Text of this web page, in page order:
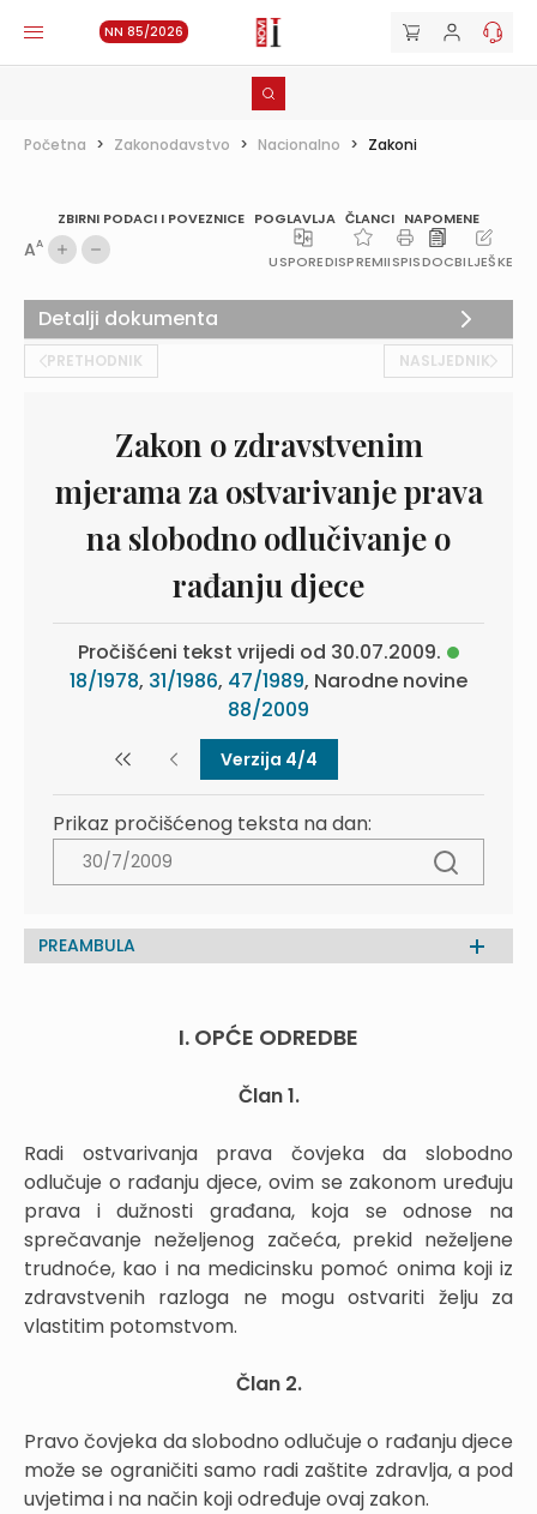
NN 85/2026
Početna > Zakonodavstvo > Nacionalno > Zakoni
ZBIRNI PODACI I POVEZNICE POGLAVLJA ČLANCI NAPOMENE
AA
USPOREDISPREMIISPISDOCBILJEŠKE
PRETHODNIK NASLJEDNIK
Zakon o zdravstvenim
mjerama za ostvarivanje prava
na slobodno odlučivanje o
rađanju djece
Pročišćeni tekst vrijedi od 30.07.2009.
18/1978, 31/1986, 47/1989, Narodne novine
88/2009
Verzija 4/4
Prikaz pročišćenog teksta na dan:
PREAMBULA
I. OPĆE ODREDBE
Član 1.
Radi ostvarivanja prava čovjeka da slobodno
odlučuje o rađanju djece, ovim se zakonom uređuju
prava i dužnosti građana, koja se odnose na
sprečavanje neželjenog začeća, prekid neželjene
trudnoće, kao i na medicinsku pomoć onima koji iz
zdravstvenih razloga ne mogu ostvariti želju za
vlastitim potomstvom.
Član 2.
Pravo čovjeka da slobodno odlučuje o rađanju djece
može se ograničiti samo radi zaštite zdravlja, a pod
uvjetima i na način koji određuje ovaj zakon.
Detalji dokumenta